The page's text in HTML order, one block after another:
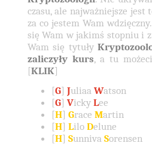
czasu, ale najważniejsze jest
za co jestem Wam
się Wam w jakimś stopniu i
Wam się tytuły
zaliczyły kurs, a tu
[KLIK]
[G] Juliaa Watson
[G] Vicky Lee
[H] Grace Martin
[H] Lilo Delune
[H] Sunniva Sorensen